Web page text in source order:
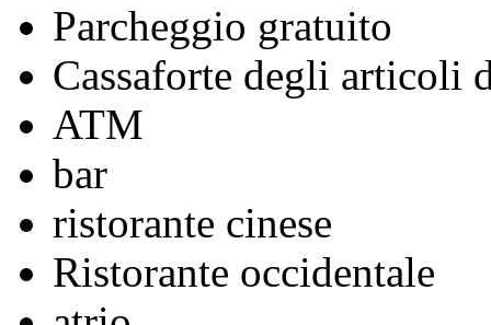
Parcheggio gratuito
Cassaforte degli articoli
ATM
bar
ristorante cinese
Ristorante occidentale